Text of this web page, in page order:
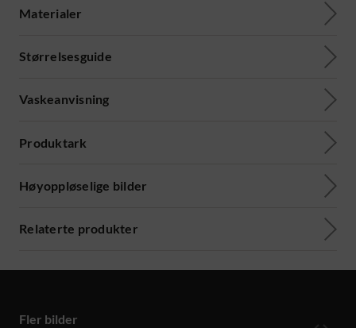
Materialer
Størrelsesguide
Vaskeanvisning
Produktark
Høyoppløselige bilder
Relaterte produkter
Fler bilder